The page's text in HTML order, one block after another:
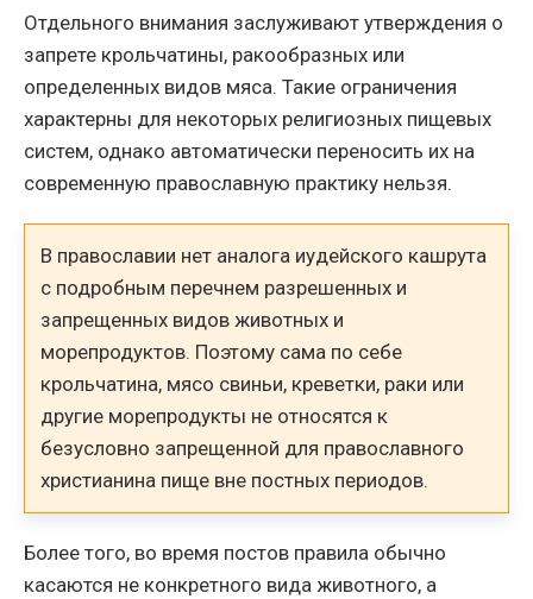
Отдельного внимания заслуживают утверждения о
запрете крольчатины, ракообразных или
определенных видов мяса. Такие ограничения
характерны для некоторых религиозных пищевых
систем, однако автоматически переносить их на
современную православную практику нельзя.
В православии нет аналога иудейского кашрута
с подробным перечнем разрешенных и
запрещенных видов животных и
морепродуктов. Поэтому сама по себе
крольчатина, мясо свиньи, креветки, раки или
другие морепродукты не относятся к
безусловно запрещенной для православного
христианина пище вне постных периодов.
Более того, во время постов правила обычно
касаются не конкретного вида животного, а